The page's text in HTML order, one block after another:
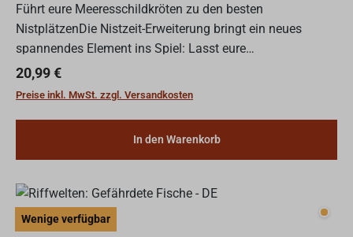
Führt eure Meeresschildkröten zu den besten
NistplätzenDie Nistzeit-Erweiterung bringt ein neues
spannendes Element ins Spiel: Lasst eure
Unterwasserwelt florieren, damit eure Meeresschildkröten
vor den anderen ihre E...
Regulärer Preis:
20,99 €
Preise inkl. MwSt. zzgl. Versandkosten
In den Warenkorb
Wenige verfügbar